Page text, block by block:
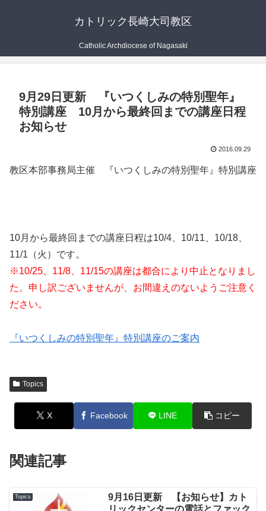
カトリック長崎大司教区
Catholic Archdiocese of Nagasaki
9月29日更新 『いつくしみの特別聖年』
特別講座 10月から最終回までの講座日程
お知らせ
2016.09.29
教区本部事務局主催 『いつくしみの特別聖年』特別講座
10月から最終回までの講座日程は10/4、10/11、10/18、
11/1（火）です。
※10/25、11/8、11/15の講座は都合により中止となりまし
た。申し訳ございませんが、お間違えのないようご注意く
ださい。
『いつくしみの特別聖年』特別講座のご案内
Topics
X Facebook LINE コピー
関連記事
Topics
9月16日更新 【お知らせ】カト
リックセンターの電話とファック